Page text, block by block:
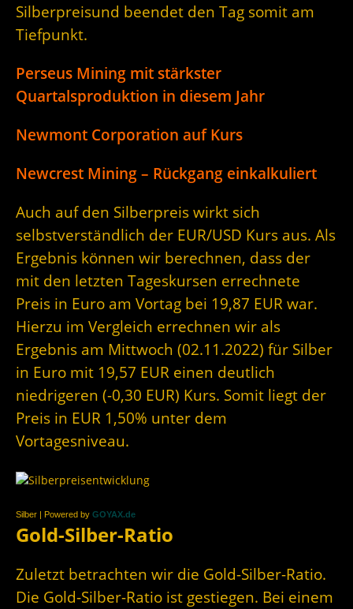
Silberpreisund beendet den Tag somit am
Tiefpunkt.
Perseus Mining mit stärkster
Quartalsproduktion in diesem Jahr
Newmont Corporation auf Kurs
Newcrest Mining – Rückgang einkalkuliert
Auch auf den Silberpreis wirkt sich
selbstverständlich der EUR/USD Kurs aus. Als
Ergebnis können wir berechnen, dass der
mit den letzten Tageskursen errechnete
Preis in Euro am Vortag bei 19,87 EUR war.
Hierzu im Vergleich errechnen wir als
Ergebnis am Mittwoch (02.11.2022) für Silber
in Euro mit 19,57 EUR einen deutlich
niedrigeren (-0,30 EUR) Kurs. Somit liegt der
Preis in EUR 1,50% unter dem
Vortagesniveau.
Silber | Powered by GOYAX.de
Gold-Silber-Ratio
Zuletzt betrachten wir die Gold-Silber-Ratio.
Die Gold-Silber-Ratio ist gestiegen. Bei einem